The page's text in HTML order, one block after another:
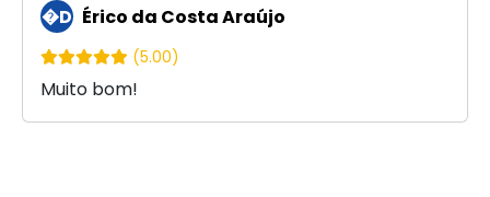
�D Érico da Costa Araújo
(5.00)
Muito bom!